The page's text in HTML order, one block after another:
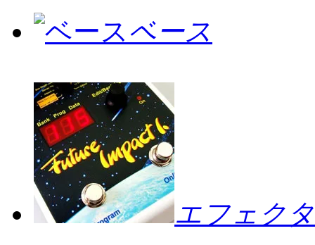
ベース
エフェク